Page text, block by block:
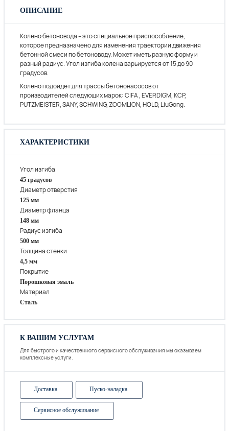
ОПИСАНИЕ
Колено бетоновода – это специальное приспособление,
которое предназначено для изменения траектории движения
бетонной смеси по бетоноводу. Может иметь разную форму и
разный радиус. Угол изгиба колена варьируется от 15 до 90
градусов.
Колено подойдет для трассы бетононасосов от
производителей следующих марок: CIFA , EVERDIGM, KCP,
PUTZMEISTER, SANY, SCHWING, ZOOMLION, HOLD, LiuGong.
ХАРАКТЕРИСТИКИ
Угол изгиба
45 градусов
Диаметр отверстия
125 мм
Диаметр фланца
148 мм
Радиус изгиба
500 мм
Толщина стенки
4,5 мм
Покрытие
Порошковая эмаль
Материал
Сталь
К ВАШИМ УСЛУГАМ
Для быстрого и качественного сервисного обслуживания мы оказываем
комплексные услуги.
Доставка Пуско-наладка
Сервисное обслуживание